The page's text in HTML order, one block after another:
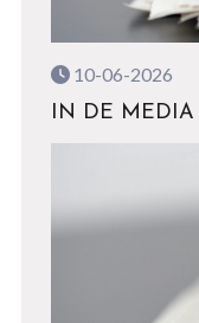
10-06-2026
IN DE